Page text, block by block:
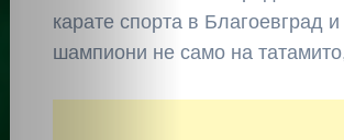
карате спорта в Благоевград
шампиони не само на